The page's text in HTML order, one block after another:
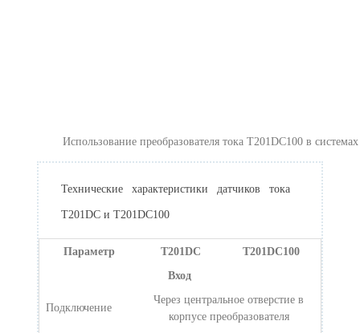
Использование преобразователя тока T201DC100 в
Технические характеристики датчиков тока
T201DC и T201DC100
Параметр T201DC
T201DC100
Вход
Подключение
Через центральное отверстие в
корпусе преобразователя